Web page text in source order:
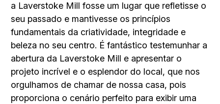
a Laverstoke Mill fosse um lugar que refletisse o
seu passado e mantivesse os princípios
fundamentais da criatividade, integridade e
beleza no seu centro. É fantástico testemunhar a
abertura da Laverstoke Mill e apresentar o
projeto incrível e o esplendor do local, que nos
orgulhamos de chamar de nossa casa, pois
proporciona o cenário perfeito para exibir uma